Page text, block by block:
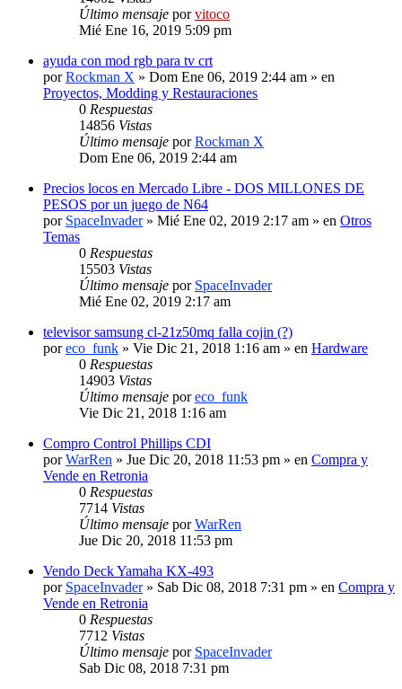
Último mensaje porvitoco
Mié Ene 16, 2019 5:09 pm
ayuda con mod rgb para tv crt
porRockman X » Dom Ene 06, 2019 2:44 am » en
Proyectos, Modding y Restauraciones
0 Respuestas
14856 Vistas
Último mensaje porRockman X
Dom Ene 06, 2019 2:44 am
Precios locos en Mercado Libre - DOS MILLONES DE
PESOS por un juego de N64
por SpaceInvader» Mié Ene 02, 2019 2:17 am » en Otros
Temas
0 Respuestas
15503 Vistas
Último mensaje por SpaceInvader
Mié Ene 02, 2019 2:17 am
televisor samsung cl-21z50mq falla cojin (?)
poreco_funk » Vie Dic 21, 2018 1:16 am » en Hardware
0 Respuestas
14903 Vistas
Último mensaje poreco_funk
Vie Dic 21, 2018 1:16 am
Compro Control Phillips CDI
porWarRen » Jue Dic 20, 2018 11:53 pm » en Compra y
Vende en Retronia
0 Respuestas
7714 Vistas
Último mensaje porWarRen
Jue Dic 20, 2018 11:53 pm
Vendo Deck Yamaha KX-493
por SpaceInvader» Sab Dic 08, 2018 7:31 pm » en Compra y
Vende en Retronia
0 Respuestas
7712 Vistas
Último mensaje por SpaceInvader
Sab Dic 08, 2018 7:31 pm